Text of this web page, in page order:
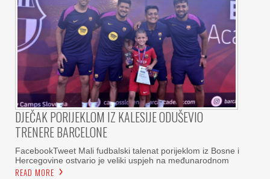
DJEČAK PORIJEKLOM IZ KALESIJE ODUŠEVIO
TRENERE BARCELONE
FacebookTweet Mali fudbalski talenat porijeklom iz Bosne i
Hercegovine ostvario je veliki uspjeh na međunarodnom
READ MORE